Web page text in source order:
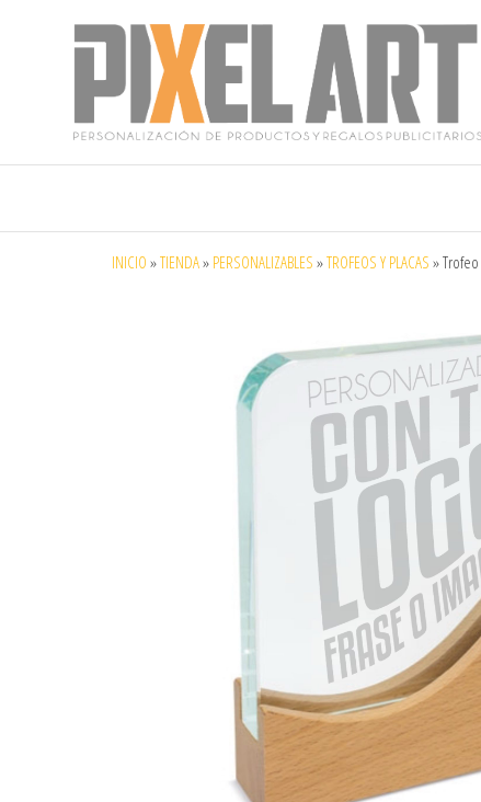
Pixelart
en móstoles
INICIO »TIENDA» PERSONALIZABLES »TROFEOS Y PLACAS »